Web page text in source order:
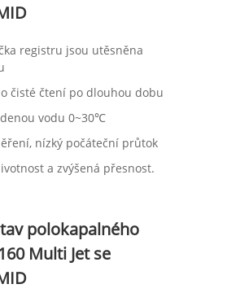
registru jsou utěsněna
čisté čtení po dlouhou dobu
vodu 0~30℃
nízký počáteční průtok
a zvýšená přesnost.
polokapalného
Multi Jet se